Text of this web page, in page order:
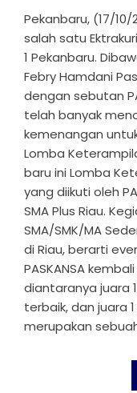
Pekanbaru, (17/10/
salah satu
1 Pekanbaru.
Febry Hamdani
dengan sebutan
telah banyak
kemenangan
Lomba
baru ini Lomba
yang diikuti oleh
SMA Plus Riau.
SMA/SMK/MA
di Riau, berarti
PASKANSA
diantaranya juara
terbaik, dan juara
merupakan